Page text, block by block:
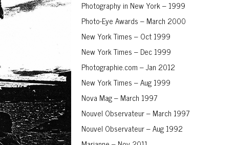
Photography in New York – 1999
Photo-Eye Awards – March 2000
New York Times – Oct 1999
New York Times – Dec 1999
Photographie.com – Jan 2012
New York Times – Aug 1999
Nova Mag – March 1997
Nouvel Observateur – March 1997
Nouvel Observateur – Aug 1992